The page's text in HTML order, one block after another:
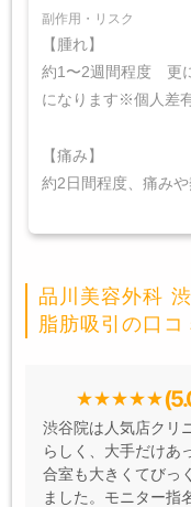
副作用・リスク
【腫れ】
約1〜2週間程度 更
になります※個人差
【痛み】
約2日間程度、痛み
品川美容外科
脂肪吸引の口コ
渋谷院は人気店クリ
らしく、大手だけあ
合室も大きくてびっ
ました。モニター指